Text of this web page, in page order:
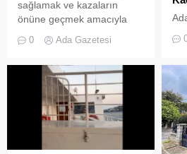
sağlamak ve kazaların
önüne geçmek amacıyla
getirilen “elektrikli bisiklet
kiralama yasağı” adeta hiçe
yansıyan son görüntüler,
yasağın delindiğini ve
denetimlerin yetersiz
kaldığını bir kez daha gözler
önüne serdi. Adalar’da
UKOME (Ulaşım
0 Ada Gazetesi